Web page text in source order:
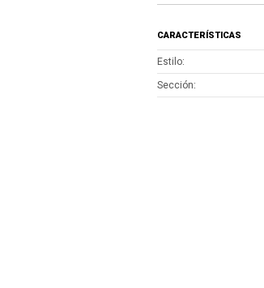
CARACTERÍSTICAS
Estilo
Sección